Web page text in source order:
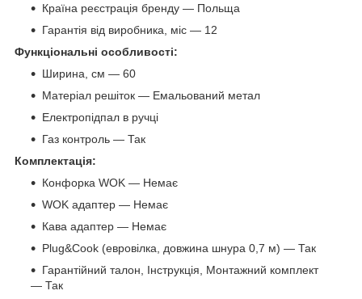
Країна реєстрація бренду — Польща
Гарантія від виробника, міс — 12
Функціональні особливості:
Ширина, см — 60
Матеріал решіток — Емальований метал
Електропідпал в ручці
Газ контроль — Так
Комплектація:
Конфорка WOK — Немає
WOK адаптер — Немає
Кава адаптер — Немає
Plug&Cook (евровілка, довжина шнура 0,7 м) — Так
Гарантійний талон, Інструкція, Монтажний комплект
— Так